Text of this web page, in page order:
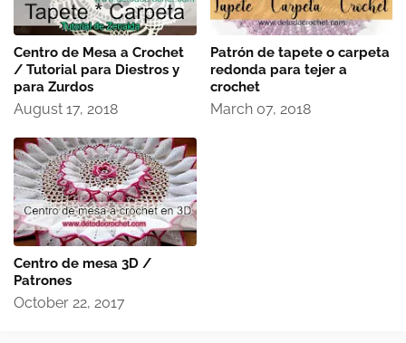
Centro de Mesa a Crochet
/ Tutorial para Diestros y
para Zurdos
August 17, 2018
Patrón de tapete o carpeta
redonda para tejer a
crochet
March 07, 2018
Centro de mesa 3D /
Patrones
October 22, 2017